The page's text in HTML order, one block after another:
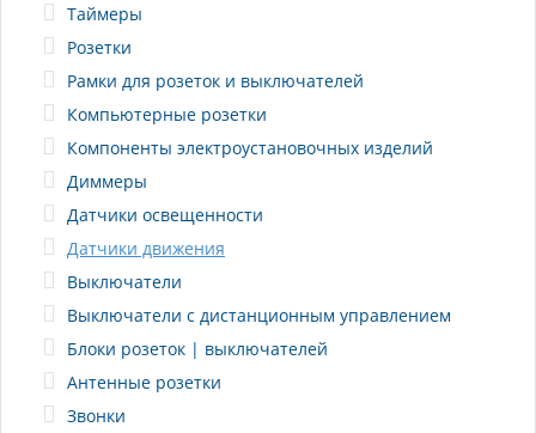
Таймеры
Розетки
Рамки для розеток и выключателей
Компьютерные розетки
Компоненты электроустановочных изделий
Диммеры
Датчики освещенности
Датчики движения
Выключатели
Выключатели с дистанционным управлением
Блоки розеток | выключателей
Антенные розетки
Звонки